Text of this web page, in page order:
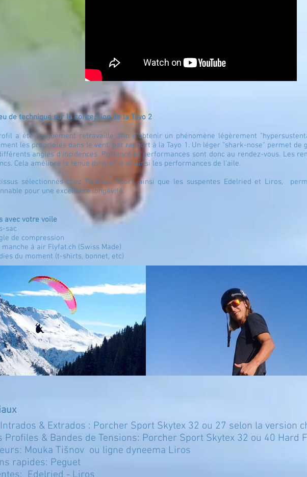
& Extrados : Porcher Sport Skytex 32 ou 27 selon la version
Profiles & Bandes de Tensions: Porcher Sport Skytex 32 ou 40 Hard
Mouka Tišnov ou ligne dyneema Liros
rapides: Peguet
de technique sur la conceptionde la Tayo 2
a été longuement retravaillé afin d'obtenir un phénomène légèrement
les propriétés dans le vent, par rapport à la Tayo 1. Un léger "shark-nose" permet de
angles d'incidences. Portance et performances sont donc au rendez-vous. Les
Cela améliore la tenue du profile et ainsi les performances de l'aile.
sélectionnés chez Porcher Sport, ainsi que les suspentes Edelried et Liros,
pour une excellente longévité.
avec votre voile
sac
de compression
à air Flyfat.ch (Swiss Made)
du moment (t-shirts, bonnet, etc)